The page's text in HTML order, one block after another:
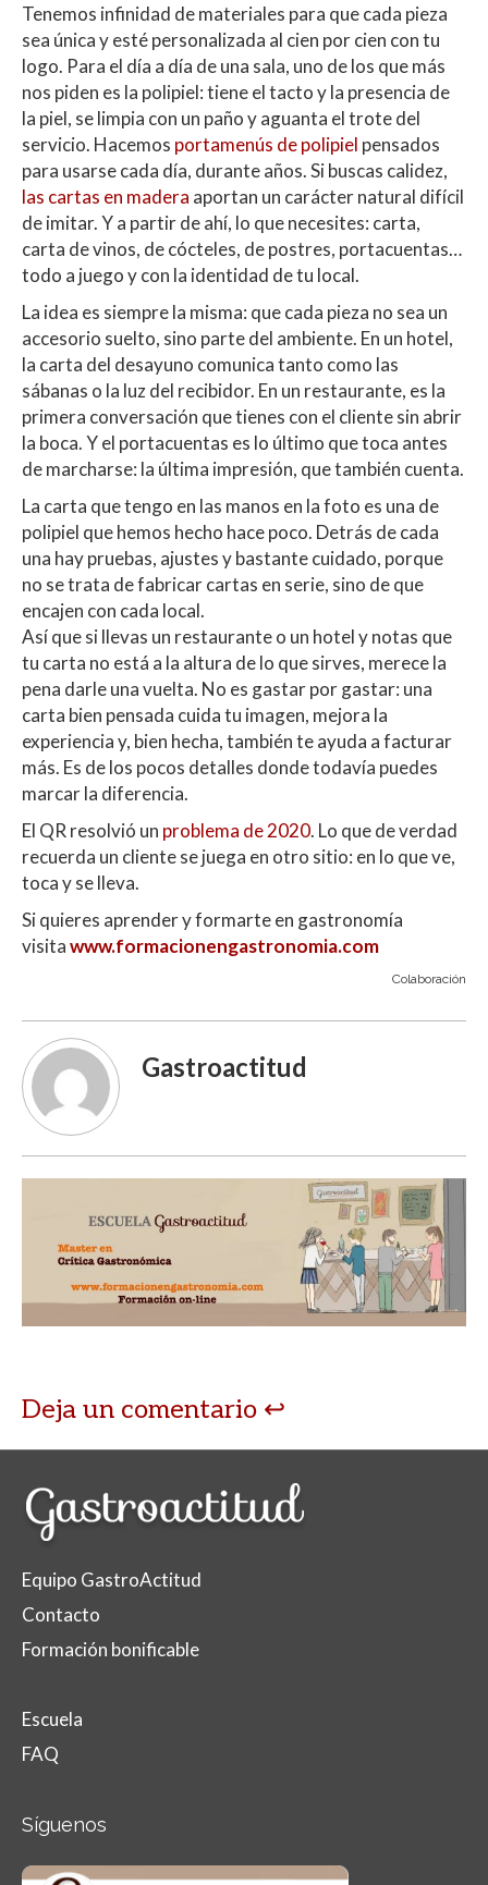
Tenemos infinidad de materiales para que cada pieza
sea única y esté personalizada al cien por cien con tu
logo. Para el día a día de una sala, uno de los que más
nos piden es la polipiel: tiene el tacto y la presencia de
la piel, se limpia con un paño y aguanta el trote del
servicio. Hacemos portamenús de polipiel pensados
para usarse cada día, durante años. Si buscas calidez,
las cartas en madera aportan un carácter natural difícil
de imitar. Y a partir de ahí, lo que necesites: carta,
carta de vinos, de cócteles, de postres, portacuentas…
todo a juego y con la identidad de tu local.
La idea es siempre la misma: que cada pieza no sea un
accesorio suelto, sino parte del ambiente. En un hotel,
la carta del desayuno comunica tanto como las
sábanas o la luz del recibidor. En un restaurante, es la
primera conversación que tienes con el cliente sin abrir
la boca. Y el portacuentas es lo último que toca antes
de marcharse: la última impresión, que también cuenta.
La carta que tengo en las manos en la foto es una de
polipiel que hemos hecho hace poco. Detrás de cada
una hay pruebas, ajustes y bastante cuidado, porque
no se trata de fabricar cartas en serie, sino de que
encajen con cada local.
Así que si llevas un restaurante o un hotel y notas que
tu carta no está a la altura de lo que sirves, merece la
pena darle una vuelta. No es gastar por gastar: una
carta bien pensada cuida tu imagen, mejora la
experiencia y, bien hecha, también te ayuda a facturar
más. Es de los pocos detalles donde todavía puedes
marcar la diferencia.
El QR resolvió un problema de 2020. Lo que de verdad
recuerda un cliente se juega en otro sitio: en lo que ve,
toca y se lleva.
Si quieres aprender y formarte en gastronomía
visitawww.formacionengastronomia.com
Colaboración
Gastroactitud
Deja un comentario
Equipo GastroActitud
Contacto
Formación bonificable
Escuela
FAQ
Síguenos